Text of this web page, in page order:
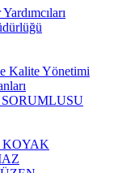
Kalite Yönetimi